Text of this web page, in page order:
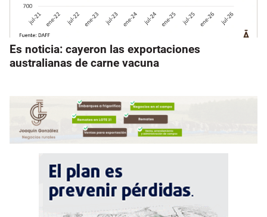
Es noticia: cayeron las exportaciones
australianas de carne vacuna